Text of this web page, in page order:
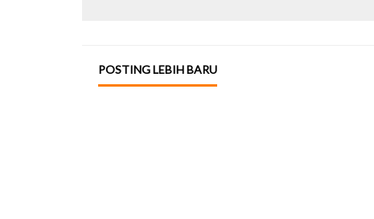
POSTING LEBIH BARU